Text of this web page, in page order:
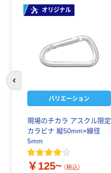
オリジナル
バリエーション
現場のチカラ アスクル限定
カラビナ 縦50mm×線径
5mm
￥125~ （税込）